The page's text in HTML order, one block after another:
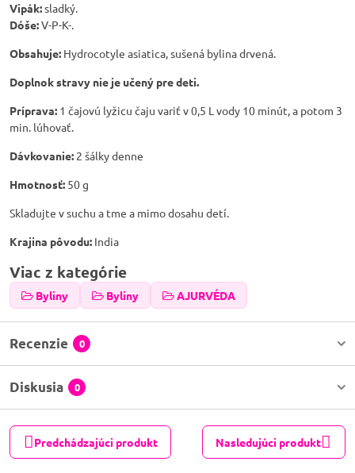
Vipák:sladký.
Dóše:V-P-K-.
Obsahuje: Hydrocotyle asiatica, sušená bylina drvená.
Doplnok stravy nie je učený pre deti.
Príprava: 1 čajovú lyžicu čaju variť v 0,5 L vody 10 minút, a potom 3
min. lúhovať.
Dávkovanie: 2 šálky denne
Hmotnosť: 50 g
Skladujte v suchu a tme a mimo dosahu detí.
Krajina pôvodu: India
Viac z kategórie
Byliny Byliny AJURVÉDA
Recenzie 0
Diskusia 0
Predchádzajúci produkt Nasledujúci produkt